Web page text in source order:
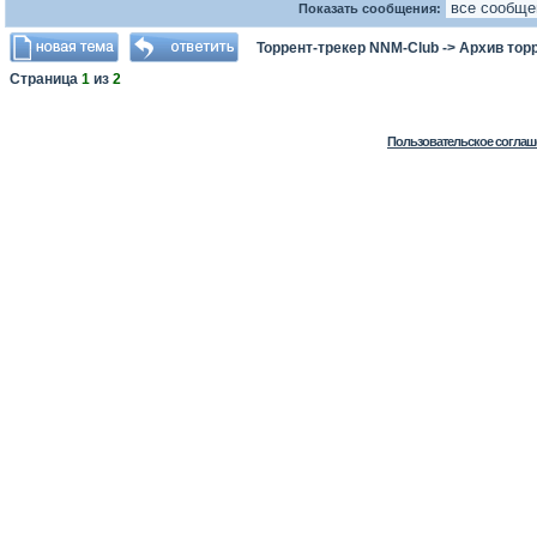
Показать сообщения:
Торрент-трекер NNM-Club -> Архив
Страница 1 из 2
Пользовательское